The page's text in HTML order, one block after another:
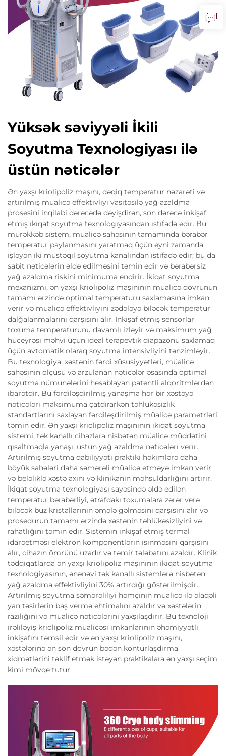
Yüksək səviyyəli İkili
Soyutma Texnologiyası ilə
üstün nəticələr
Ən yaxşı kriolipoliz maşını, dəqiq temperatur nəzarəti və
artırılmış müalicə effektivliyi vasitəsilə yağ azaldma
prosesini inqilabi dərəcədə dəyişdirən, son dərəcə inkişaf
etmiş ikiqat soyutma texnologiyasından istifadə edir. Bu
mürəkkəb sistem, müalicə sahəsinin tamamında bərabər
temperatur paylanmasını yaratmaq üçün eyni zamanda
işləyən iki müstəqil soyutma kanalından istifadə edir; bu da
sabit nəticələrin əldə edilməsini təmin edir və bərabərsiz
yağ azaldma riskini minimuma endirir. İkiqat soyutma
mexanizmi, ən yaxşı kriolipoliz maşınının müalicə dövrünün
tamamı ərzində optimal temperaturu saxlamasına imkan
verir və müalicə effektivliyini zədələyə biləcək temperatur
dalğalanmalarını qarşısını alır. İnkişaf etmiş sensorlar
toxuma temperaturunu davamlı izləyir və maksimum yağ
hüceyrəsi məhvi üçün ideal terapevtik diapazonu saxlamaq
üçün avtomatik olaraq soyutma intensivliyini tənzimləyir.
Bu texnologiya, xəstənin fərdi xüsusiyyətləri, müalicə
sahəsinin ölçüsü və arzulanan nəticələr əsasında optimal
soyutma nümunələrini hesablayan patentli alqoritmlərdən
ibarətdir. Bu fərdiləşdirilmiş yanaşma hər bir xəstəyə
nəticələri maksimuma çatdırarkən təhlükəsizlik
standartlarını saxlayan fərdiləşdirilmiş müalicə parametrləri
təmin edir. Ən yaxşı kriolipoliz maşınının ikiqat soyutma
sistemi, tək kanallı cihazlara nisbətən müalicə müddətini
qısaltmaqla yanaşı, üstün yağ azaldma nəticələri verir.
Artırılmış soyutma qabiliyyəti praktiki həkimlərə daha
böyük sahələri daha səmərəli müalicə etməyə imkan verir
və beləliklə xəstə axını və klinikanın məhsuldarlığını artırır.
İkiqat soyutma texnologiyası sayəsində əldə edilən
temperatur bərabərliyi, ətrafdakı toxumalara zərər verə
biləcək buz kristallarının əmələ gəlməsini qarşısını alır və
prosedurun tamamı ərzində xəstənin təhlükəsizliyini və
rahatlığını təmin edir. Sistemin inkişaf etmiş termal
idarəetməsi elektron komponentlərin isinməsini qarşısını
alır, cihazın ömrünü uzadır və təmir tələbatını azaldır. Klinik
tədqiqatlarda ən yaxşı kriolipoliz maşınının ikiqat soyutma
texnologiyasının, ənənəvi tək kanallı sistemlərə nisbətən
yağ azaldma effektivliyini 30% artırdığı göstərilmişdir.
Artırılmış soyutma səmərəliliyi həmçinin müalicə ilə əlaqəli
yan təsirlərin baş vermə ehtimalını azaldır və xəstələrin
razılığını və müalicə nəticələrini yaxşılaşdırır. Bu texnoloji
irəliləyiş kriolipoliz müalicəsi imkanlarının əhəmiyyətli
inkişafını təmsil edir və ən yaxşı kriolipoliz maşını,
xəstələrinə ən son dövrün bədən konturlaşdırma
xidmətlərini təklif etmək istəyən praktikalara ən yaxşı seçim
kimi mövqe tutur.